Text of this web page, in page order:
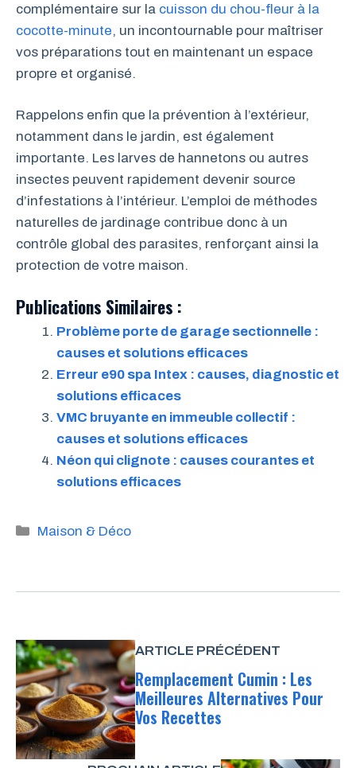
complémentaire sur la cuisson du chou-fleur à la
cocotte-minute, un incontournable pour maîtriser
vos préparations tout en maintenant un espace
propre et organisé.
Rappelons enfin que la prévention à l’extérieur,
notamment dans le jardin, est également
importante. Les larves de hannetons ou autres
insectes peuvent rapidement devenir source
d’infestations à l’intérieur. L’emploi de méthodes
naturelles de jardinage contribue donc à un
contrôle global des parasites, renforçant ainsi la
protection de votre maison.
Publications Similaires :
Problème porte de garage sectionnelle :
causes et solutions efficaces
Erreur e90 spa Intex : causes, diagnostic et
solutions efficaces
VMC bruyante en immeuble collectif :
causes et solutions efficaces
Néon qui clignote : causes courantes et
solutions efficaces
Catégories
Maison & Déco
ARTICLE PRÉCÉDENT
Remplacement Cumin : Les
Meilleures Alternatives Pour
Vos Recettes